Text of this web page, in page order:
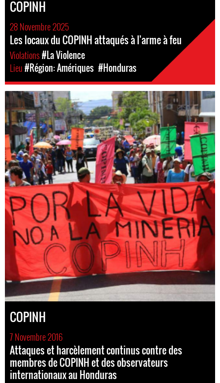
COPINH
28 Novembre 2025
Les locaux du COPINH attaqués à l'arme à feu
Violations#La Violence
Lieu#Région: Amériques #Honduras
COPINH
7 Novembre 2016
Attaques et harcèlement continus contre des
membres de COPINH et des observateurs
internationaux au Honduras